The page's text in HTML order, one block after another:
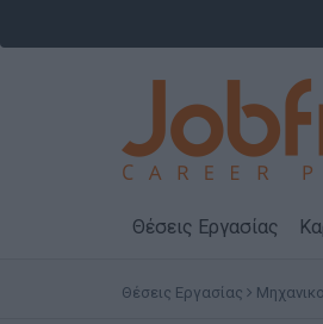
Θέσεις Εργασίας
Θέσεις Εργασίας